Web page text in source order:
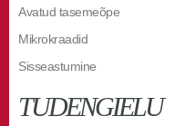
Avatud tasemeõpe
Mikrokraadid
Sisseastumine
TUDENGIELU